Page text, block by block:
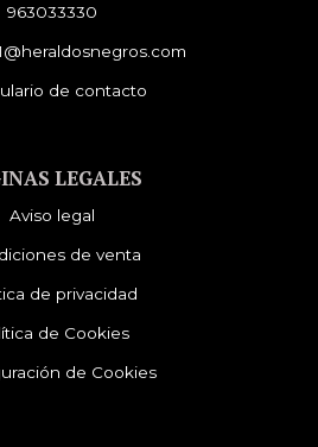
963033330
de contacto
LEGALES
Aviso legal
de venta
de privacidad
de Cookies
de Cookies